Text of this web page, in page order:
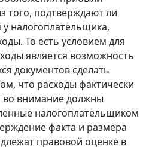
того, подтверждают ли
налогоплательщика,
То есть условием для
является возможность
документов сделать
что расходы фактически
во внимание должны
налогоплательщиком
факта и размера
правовой оценке в